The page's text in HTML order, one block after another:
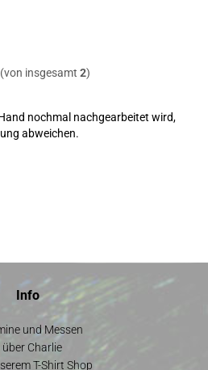
insgesamt 2)
nochmal nachgearbeitet wird,
abweichen.
Info
und Messen
über Charlie
T-Shirt Shop